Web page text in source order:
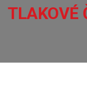
TLAKOVÉ